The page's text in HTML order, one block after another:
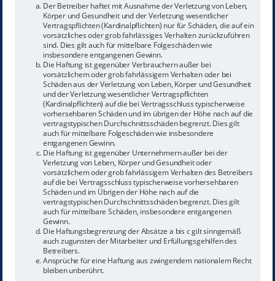
Der Betreiber haftet mit Ausnahme der Verletzung von Leben,
Körper und Gesundheit und der Verletzung wesentlicher
Vertragspflichten (Kardinalpflichten) nur für Schäden, die auf ein
vorsätzliches oder grob fahrlässiges Verhalten zurückzuführen
sind. Dies gilt auch für mittelbare Folgeschäden wie
insbesondere entgangenen Gewinn.
Die Haftung ist gegenüber Verbrauchern außer bei
vorsätzlichem oder grob fahrlässigem Verhalten oder bei
Schäden aus der Verletzung von Leben, Körper und Gesundheit
und der Verletzung wesentlicher Vertragspflichten
(Kardinalpflichten) auf die bei Vertragsschluss typischerweise
vorhersehbaren Schäden und im übrigen der Höhe nach auf die
vertragstypischen Durchschnittsschäden begrenzt. Dies gilt
auch für mittelbare Folgeschäden wie insbesondere
entgangenen Gewinn.
Die Haftung ist gegenüber Unternehmern außer bei der
Verletzung von Leben, Körper und Gesundheit oder
vorsätzlichem oder grob fahrlässigem Verhalten des Betreibers
auf die bei Vertragsschluss typischerweise vorhersehbaren
Schäden und im Übrigen der Höhe nach auf die
vertragstypischen Durchschnittsschäden begrenzt. Dies gilt
auch für mittelbare Schäden, insbesondere entgangenen
Gewinn.
Die Haftungsbegrenzung der Absätze a bis c gilt sinngemäß
auch zugunsten der Mitarbeiter und Erfüllungsgehilfen des
Betreibers.
Ansprüche für eine Haftung aus zwingendem nationalem Recht
bleiben unberührt.